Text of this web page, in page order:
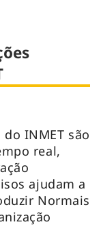
INMET são
real,
ajudam a
Normais